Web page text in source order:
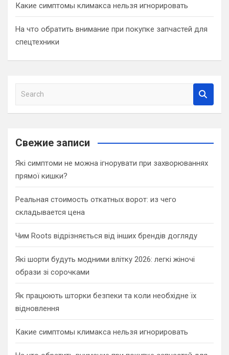
Какие симптомы климакса нельзя игнорировать
На что обратить внимание при покупке запчастей для
спецтехники
a
c
Свежие записи
Які симптоми не можна ігнорувати при захворюваннях
прямої кишки?
Реальная стоимость откатных ворот: из чего
складывается цена
Чим Roots відрізняється від інших брендів догляду
Які шорти будуть модними влітку 2026: легкі жіночі
образи зі сорочками
Як працюють шторки безпеки та коли необхідне їх
відновлення
Какие симптомы климакса нельзя игнорировать